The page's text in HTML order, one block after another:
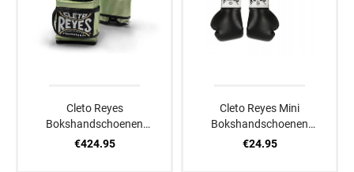
Cleto Reyes
Bokshandschoenen
Zwart/Groen
€424.95
Cleto Reyes Mini
Bokshandschoenen
Zwart
€24.95